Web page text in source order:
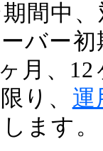
間中
バー
月、
り、 運
ます。